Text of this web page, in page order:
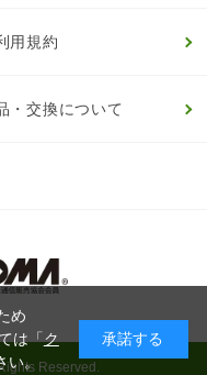
用規約
・交換について
Reserved.
め
は「ク
い。
承諾する